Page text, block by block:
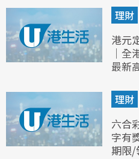
理財
港元
｜全
最新
理財
六合
字有
期限/